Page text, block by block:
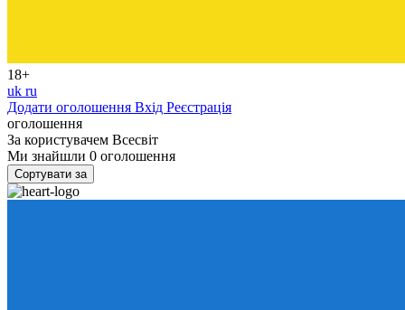
18+
uk ru
Додати оголошення Вхід Реєстрація
оголошення
За користувачем Всесвіт
Ми знайшли 0 оголошення
Сортувати за